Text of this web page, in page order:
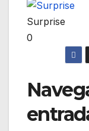
Surprise
0